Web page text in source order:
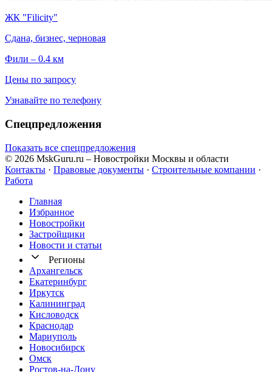
ЖК "Filicity"
Сдана, бизнес, черновая
Фили – 0.4 км
Цены по запросу
Узнавайте по телефону
Спецпредложения
Показать все спецпредложения
© 2026 MskGuru.ru – Новостройки Москвы и области
Контакты · Правовые документы · Строительные компании ·
Работа
Главная
Избранное
Новостр ойки
Застройщики
Новости и статьи
Регионы
Архангельск
Екатеринбург
Иркутск
Калининград
Кисловодск
Краснодар
Мариуполь
Новосибирск
Омск
Ростов-на-Дону